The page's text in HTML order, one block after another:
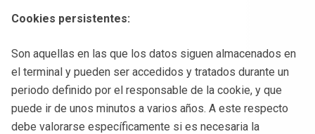
Cookies persistentes:
Son aquellas en las que los datos siguen almacenados en
el terminal y pueden ser accedidos y tratados durante un
periodo definido por el responsable de la cookie, y que
puede ir de unos minutos a varios años. A este respecto
debe valorarse específicamente si es necesaria la